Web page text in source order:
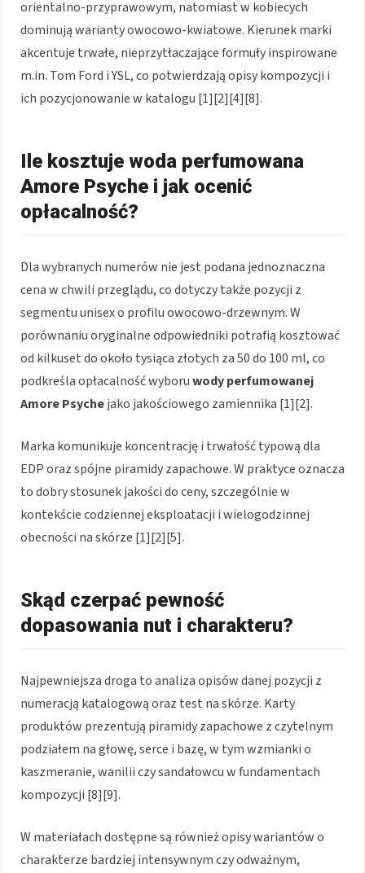
orientalno-przyprawowym, natomiast w kobiecych
dominują warianty owocowo-kwiatowe. Kierunek marki
akcentuje trwałe, nieprzytłaczające formuły inspirowane
m.in. Tom Ford i YSL, co potwierdzają opisy kompozycji i
ich pozycjonowanie w katalogu [1][2][4][8].
Ile kosztuje woda perfumowana
Amore Psyche i jak ocenić
opłacalność?
Dla wybranych numerów nie jest podana jednoznaczna
cena w chwili przeglądu, co dotyczy także pozycji z
segmentu unisex o profilu owocowo-drzewnym. W
porównaniu oryginalne odpowiedniki potrafią kosztować
od kilkuset do około tysiąca złotych za 50 do 100 ml, co
podkreśla opłacalność wyboruwody perfumowanej
Amore Psychejako jakościowego zamiennika [1][2].
Marka komunikuje koncentrację i trwałość typową dla
EDP oraz spójne piramidy zapachowe. W praktyce oznacza
to dobry stosunek jakości do ceny, szczególnie w
kontekście codziennej eksploatacji i wielogodzinnej
obecności na skórze [1][2][5].
Skąd czerpać pewność
dopasowania nut i charakteru?
Najpewniejsza droga to analiza opisów danej pozycji z
numeracją katalogową oraz test na skórze. Karty
produktów prezentują piramidy zapachowe z czytelnym
podziałem na głowę, serce i bazę, w tym wzmianki o
kaszmeranie, wanilii czy sandałowcu w fundamentach
kompozycji [8][9].
W materiałach dostępne są również opisy wariantów o
charakterze bardziej intensywnym czy odważnym,